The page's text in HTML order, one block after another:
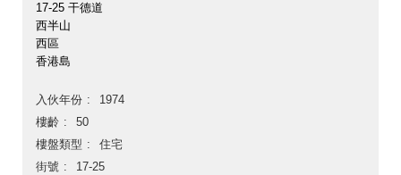
17-25 干德道
西半山
西區
香港島
入伙年份
1974
樓齡
50
樓盤類型
住宅
街號
17-25